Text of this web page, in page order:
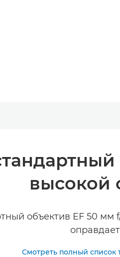
высокой
объектив EF 50 мм
Смотреть полный список